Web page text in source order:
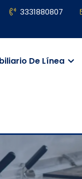
3331880807
De Línea